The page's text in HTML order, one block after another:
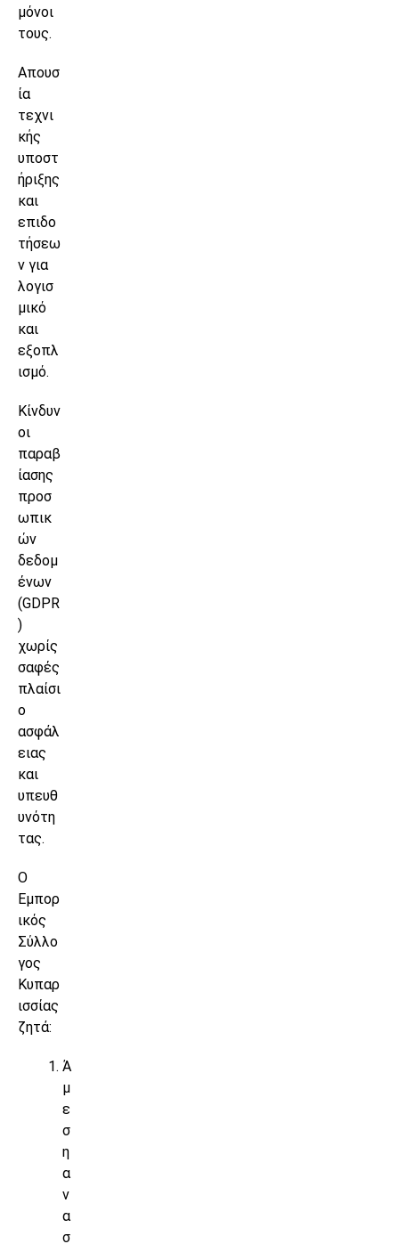
μόνοι
τους.
Απουσ
ία
τεχνι
κής
υποστ
ήριξης
και
επιδο
τήσεω
ν για
λογισ
μικό
και
εξοπλ
ισμό.
Κίνδυν
οι
παραβ
ίασης
προσ
ωπικ
ών
δεδομ
ένων
(GDPR
)
χωρίς
σαφές
πλαίσι
ο
ασφάλ
ειας
και
υπευθ
υνότη
τας.
Ο
Εμπορ
ικός
Σύλλο
γος
Κυπαρ
ισσίας
ζητά:
Ά
μ
ε
σ
η
α
ν
α
σ